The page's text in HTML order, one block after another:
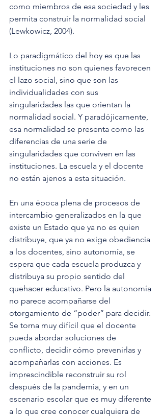
como miembros de esa sociedad y les
permita construir la normalidad social
(Lewkowicz, 2004).
Lo paradigmático del hoy es que las
instituciones no son quienes favorecen
el lazo social, sino que son las
individualidades con sus
singularidades las que orientan la
normalidad social. Y paradójicamente,
esa normalidad se presenta como las
diferencias de una serie de
singularidades que conviven en las
instituciones. La escuela y el docente
no están ajenos a esta situación.
En una época plena de procesos de
intercambio generalizados en la que
existe un Estado que ya no es quien
distribuye, que ya no exige obediencia
a los docentes, sino autonomía, se
espera que cada escuela produzca y
distribuya su propio sentido del
quehacer educativo. Pero la autonomía
no parece acompañarse del
otorgamiento de “poder” para decidir.
Se torna muy difícil que el docente
pueda abordar soluciones de
conflicto, decidir cómo prevenirlas y
acompañarlas con acciones. Es
imprescindible reconstruir su rol
después de la pandemia, y en un
escenario escolar que es muy diferente
a lo que cree conocer cualquiera de